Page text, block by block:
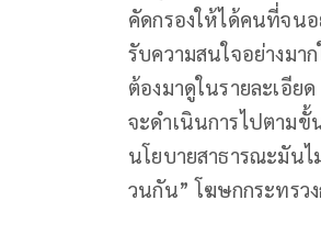
คัดกรองให้ได้คนที่จนอ
รับความสนใจอย่างม
ต้องมาดูในรายละเอีย
จะดำเนินการไปตามขั้
นโยบายสาธารณะมัน
วนกัน” โฆษกกระทรว